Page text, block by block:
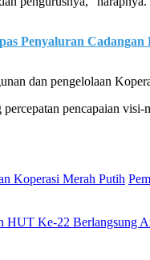
Penyaluran
dan pengelolaan
pencapaian
Koperasi Merah Putih
HUT Ke-22 Berlangsung